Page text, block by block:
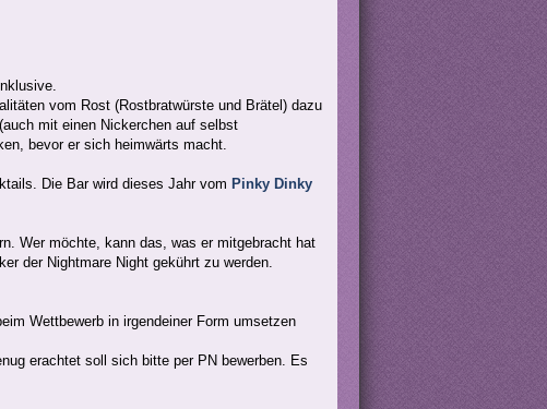
vom Rost (Rostbratwürste und Brätel) dazu
mit einen Nickerchen auf selbst
bevor er sich heimwärts macht.
Die Bar wird dieses Jahr vom Pinky Dinky
Wer möchte, kann das, was er mitgebracht hat
der Nightmare Night gekührt zu werden.
Wettbewerb in irgendeiner Form umsetzen
erachtet soll sich bitte per PN bewerben. Es